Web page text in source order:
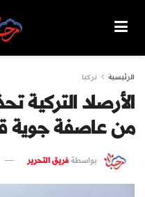
الرئيسية تركيا
الأرصاد
من عاصفة جوية
بواسطةفريق التحرير